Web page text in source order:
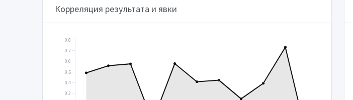
Корреляция результата и явки
0.3
0.4
0.5
0.6
0.7
0.8